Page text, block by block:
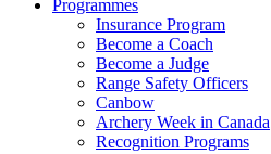
Programmes
Insurance Program
Become a Coach
Become a Judge
Range Safety Officers
Canbow
Archery Week in Canada
Recognition Programs